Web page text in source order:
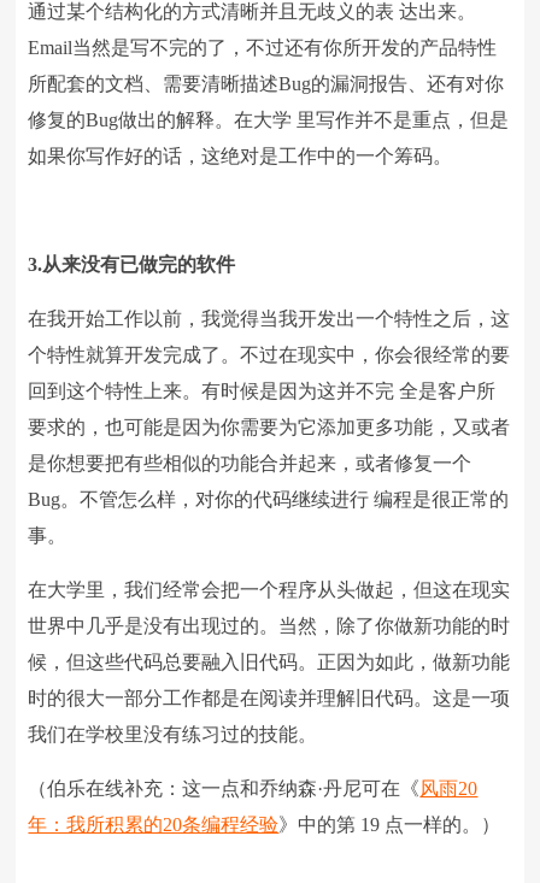
通过某个结构化的方式清晰并且无歧义的表 达出来。
Email当然是写不完的了，不过还有你所开发的产品特性
所配套的文档、需要清晰描述Bug的漏洞报告、还有对你
修复的Bug做出的解释。在大学 里写作并不是重点，但是
如果你写作好的话，这绝对是工作中的一个筹码。
3.从来没有已做完的软件
在我开始工作以前，我觉得当我开发出一个特性之后，这
个特性就算开发完成了。不过在现实中，你会很经常的要
回到这个特性上来。有时候是因为这并不完 全是客户所
要求的，也可能是因为你需要为它添加更多功能，又或者
是你想要把有些相似的功能合并起来，或者修复一个
Bug。不管怎么样，对你的代码继续进行 编程是很正常的
事。
在大学里，我们经常会把一个程序从头做起，但这在现实
世界中几乎是没有出现过的。当然，除了你做新功能的时
候，但这些代码总要融入旧代码。正因为如此，做新功能
时的很大一部分工作都是在阅读并理解旧代码。这是一项
我们在学校里没有练习过的技能。
（伯乐在线补充：这一点和乔纳森·丹尼可在《风雨20
年：我所积累的20条编程经验》中的第 19 点一样的。）